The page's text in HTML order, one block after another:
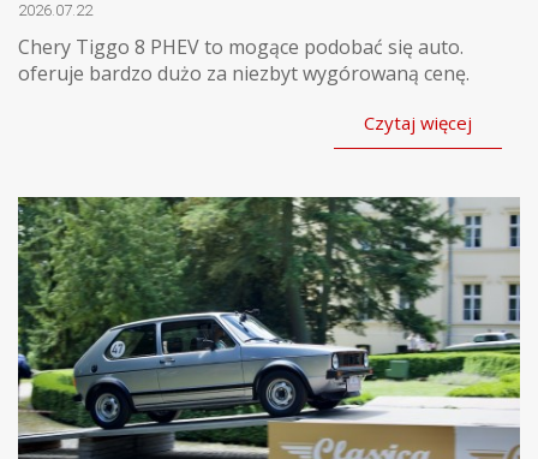
2026.07.22
Chery Tiggo 8 PHEV to mogące podobać się auto.
oferuje bardzo dużo za niezbyt wygórowaną cenę.
Czytaj więcej